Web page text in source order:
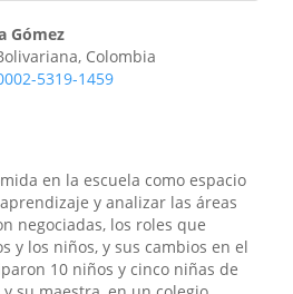
Gómez
Colombia
5319-1459
en la escuela como espacio
y analizar las áreas
negociadas, los roles que
y los niños, y sus cambios en el
10 niños y cinco niñas de